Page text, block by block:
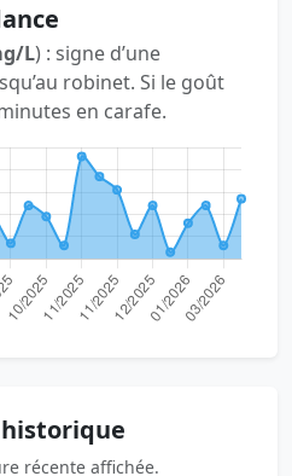
L) : signe d’une
robinet. Si le goût
en carafe.
récente affichée.